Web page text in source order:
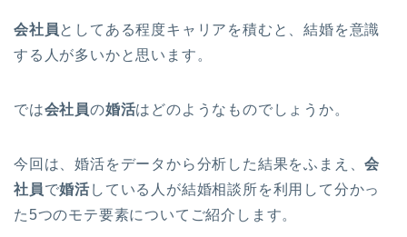
会社員としてある程度キャリアを積むと、結婚を意識
する人が多いかと思います。
では会社員の婚活はどのようなものでしょうか。
今回は、婚活をデータから分析した結果をふまえ、会
社員で婚活 している人が結婚相談所を利用して分かっ
た5つのモテ要素についてご紹介します。